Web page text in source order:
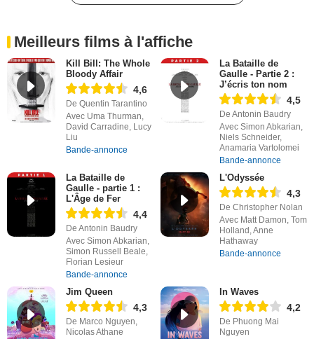
Meilleurs films à l'affiche
Kill Bill: The Whole
Bloody Affair
4,6
De Quentin Tarantino
Avec Uma Thurman,
David Carradine, Lucy
Liu
Bande-annonce
La Bataille de
Gaulle - Partie 2 :
J’écris ton nom
4,5
De Antonin Baudry
Avec Simon Abkarian,
Niels Schneider,
Anamaria Vartolomei
Bande-annonce
La Bataille de
Gaulle - partie 1 :
L'Âge de Fer
4,4
De Antonin Baudry
Avec Simon Abkarian,
Simon Russell Beale,
Florian Lesieur
Bande-annonce
L'Odyssée
4,3
De Christopher Nolan
Avec Matt Damon, Tom
Holland, Anne
Hathaway
Bande-annonce
Jim Queen
4,3
De Marco Nguyen,
Nicolas Athane
In Waves
4,2
De Phuong Mai
Nguyen